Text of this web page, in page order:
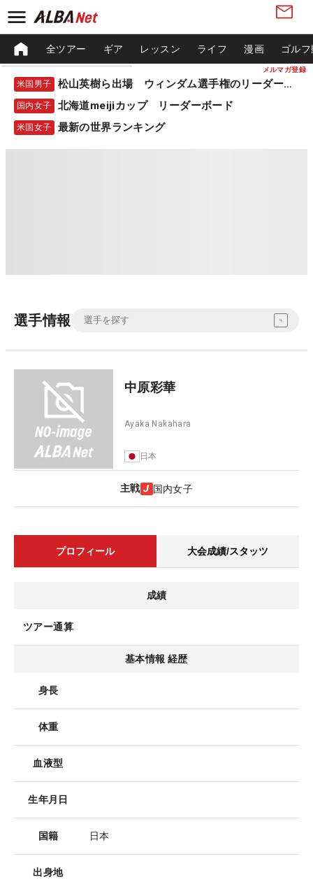
メルマガ登録
全ツアー ギア レッスン ライフ 漫画 ゴル
米国男子 松山英樹ら出場 ウィンダム選手権のリーダーボード
国内女子 北海道meijiカップ リーダーボード
米国女子 最新の世界ランキング
選手情報
中原彩華
Ayaka Nakahara
日本
主戦 国内女子
プロフィール 大会成績/スタッツ
成績
ツアー通算
基本情報 経歴
身長
体重
血液型
生年月日
国籍 日本
出身地